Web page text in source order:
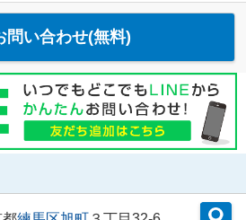
問い合わせ(無料)